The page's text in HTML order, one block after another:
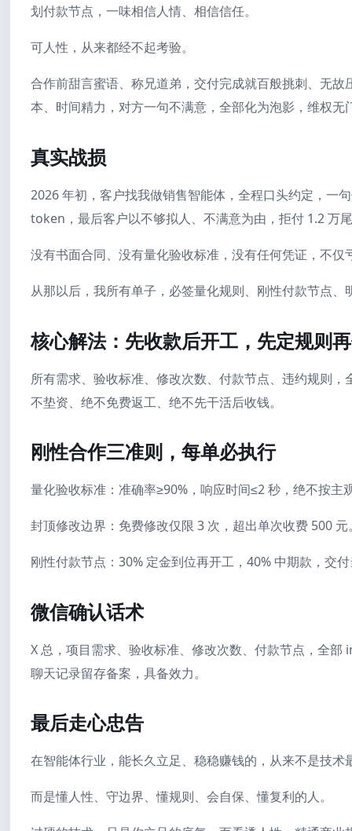
划付款节点，一味相信人情、相信信任。
可人性，从来都经不起考验。
合作前甜言蜜语、称兄道弟，交付完成就百般挑刺、无
本、时间精力，对方一句不满意，全部化为泡影，维权无
真实战损
2026 年初，客户找我做销售智能体，全程口头约定，一
token，最后客户以不够拟人、不满意为由，拒付 1.2 万
没有书面合同、没有量化验收标准，没有任何凭证，不
从那以后，我所有单子，必签量化规则、刚性付款节点
核心解法：先收款后开工，先定规则
所有需求、验收标准、修改次数、付款节点、违约规则
不垫资、绝不免费返工、绝不先干活后收钱。
刚性合作三准则，每单必执行
量化验收标准：准确率≥90%，响应时间≤2 秒，绝不按主
封顶修改边界：免费修改仅限 3 次，超出单次收费 500 元
刚性付款节点：30% 定金到位再开工，40% 中期款，交
微信确认话术
X 总，项目需求、验收标准、修改次数、付款节点，全
聊天记录留存备案，具备效力。
最后走心忠告
在智能体行业，能长久立足、稳稳赚钱的，从来不是技术
而是懂人性、守边界、懂规则、会自保、懂复利的人。